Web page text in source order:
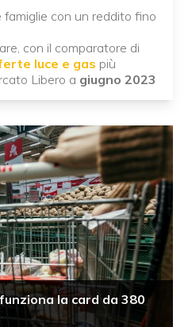
con un reddito fino
con il comparatore di
luce e gas più
Libero a giugno 2023
la card da 380